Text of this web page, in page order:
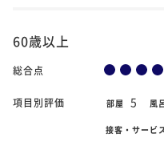
60歳以上
総合点
項目別評価 部屋 5 風
接客・サービ